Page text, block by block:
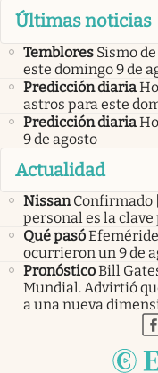
Últimas noticias
Temblores Sismo
este domingo 9 de
Predicción diaria
astros para este
Predicción diaria
9 de agosto
Actualidad
Nissan Confirmado
personal es la
Qué pasó
ocurrieron un 9 de
PronósticoBill
Mundial. Advirtió
a una nueva